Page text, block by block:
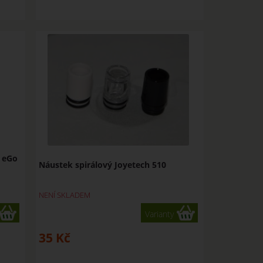
Náustek spirálový Joyetech 510
NENÍ SKLADEM
Varianty
35 Kč